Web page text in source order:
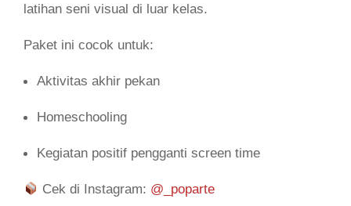
latihan seni visual di luar kelas.
Paket ini cocok untuk:
Aktivitas akhir pekan
Homeschooling
Kegiatan positif pengganti screen time
Cek di Instagram: @_poparte